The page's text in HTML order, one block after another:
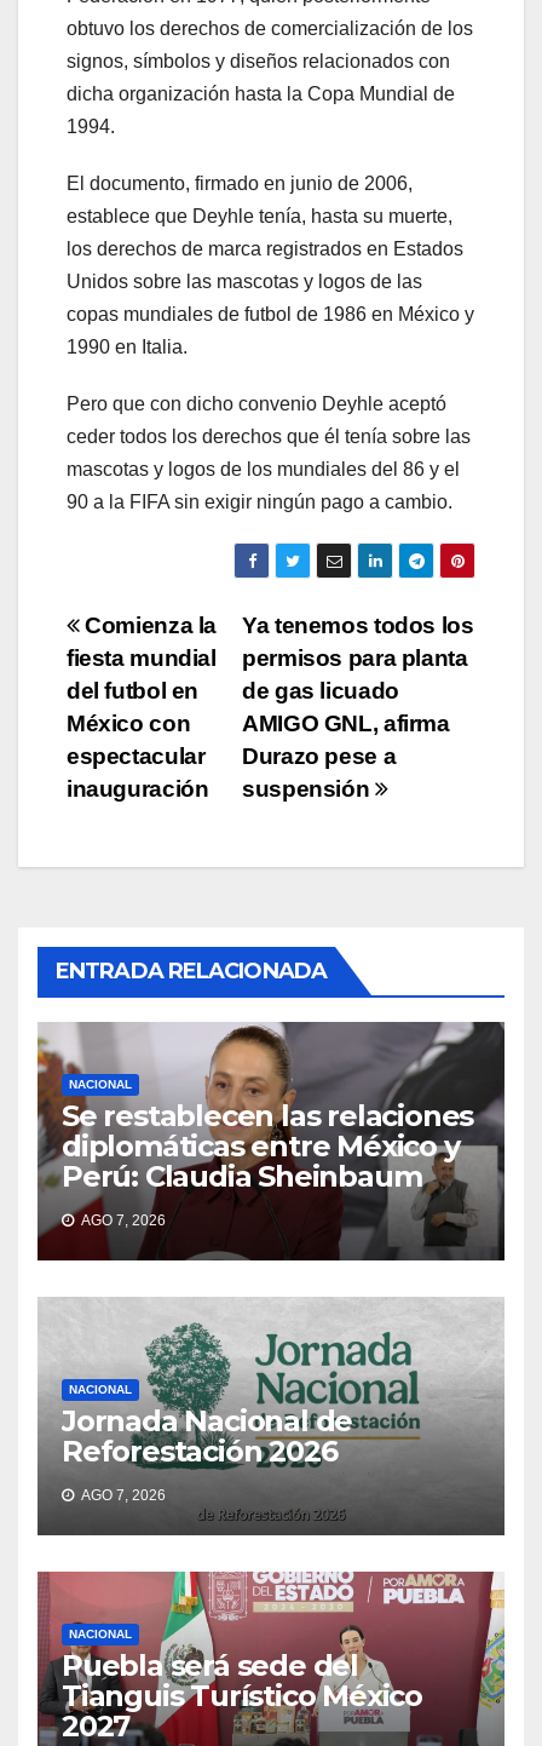
obtuvo los derechos de comercialización de los
signos, símbolos y diseños relacionados con
dicha organización hasta la Copa Mundial de
1994.
El documento, firmado en junio de 2006,
establece que Deyhle tenía, hasta su muerte,
los derechos de marca registrados en Estados
Unidos sobre las mascotas y logos de las
copas mundiales de futbol de 1986 en México y
1990 en Italia.
Pero que con dicho convenio Deyhle aceptó
ceder todos los derechos que él tenía sobre las
mascotas y logos de los mundiales del 86 y el
90 a la FIFA sin exigir ningún pago a cambio.
Navegación
de
entradas
Ya tenemos todos los
permisos para planta
de gas licuado
AMIGO GNL, afirma
Durazo pese a
suspensión
Comienza la
fiesta mundial
del futbol en
México con
espectacular
inauguración
ENTRADA RELACIONADA
NACIONAL
Se restablecen las relaciones
diplomáticas entre México y
Perú: Claudia Sheinbaum
AGO 7, 2026
NACIONAL
Jornada Nacional de
Reforestación 2026
AGO 7, 2026
NACIONAL
Puebla será sede del
Tianguis Turístico México
2027